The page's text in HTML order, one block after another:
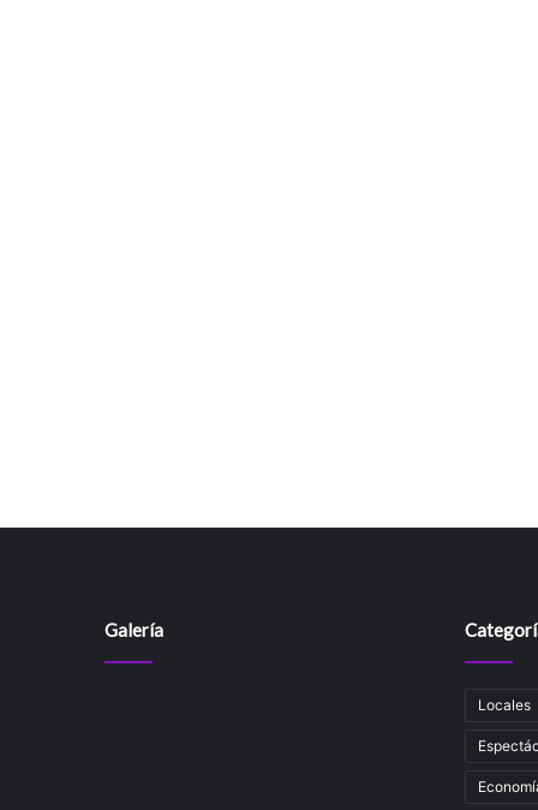
Galería
Locales